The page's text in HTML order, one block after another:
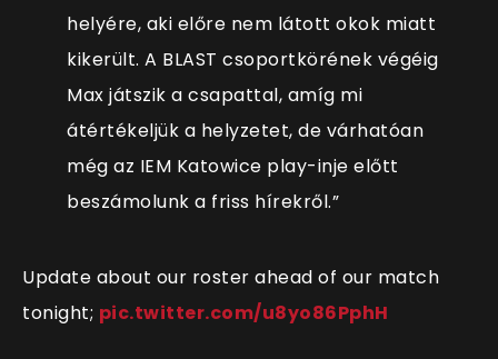
helyére, aki előre nem látott okok miatt
kikerült. A BLAST csoportkörének végéig
Max játszik a csapattal, amíg mi
átértékeljük a helyzetet, de várhatóan
még az IEM Katowice play-inje előtt
beszámolunk a friss hírekről.”
Update about our roster ahead of our match
tonight; pic.twitter.com/u8yo86PphH